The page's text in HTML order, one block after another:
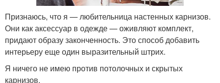
Признаюсь, что я — любительница настенных карнизов.
Они как аксессуар в одежде — оживляют комплект,
придают образу законченность. Это способ добавить
интерьеру еще один выразительный штрих.
Я ничего не имею против потолочных и скрытых
карнизов.